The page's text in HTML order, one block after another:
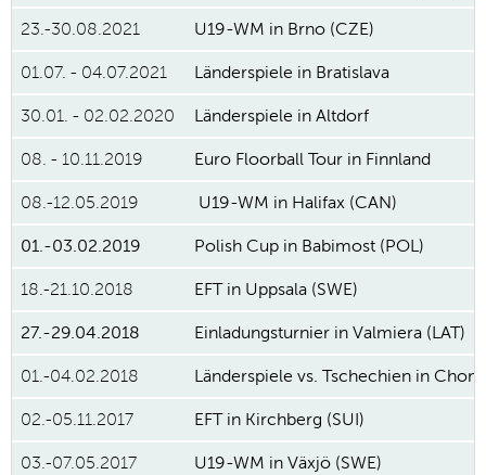
23.-30.08.2021 U19-WM in Brno (CZE)
01.07. - 04.07.2021 Länderspiele in Bratislava
30.01. - 02.02.2020 Länderspiele in Altdorf
08. - 10.11.2019 Euro Floorball Tour in Finnland
08.-12.05.2019 U19-WM in Halifax (CAN)
01.-03.02.2019 Polish Cup in Babimost (POL)
18.-21.10.2018 EFT in Uppsala (SWE)
27.-29.04.2018 Einladungsturnier in Valmiera (LAT)
01.-04.02.2018 Länderspiele vs. Tschechien in
02.-05.11.2017 EFT in Kirchberg (SUI)
03.-07.05.2017 U19-WM in Växjö (SWE)